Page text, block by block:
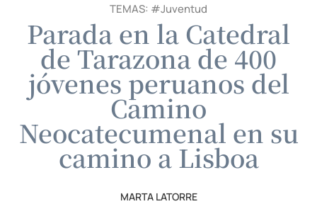
TEMAS: #Juventud
Parada en la Catedral
de Tarazona de 400
jóvenes peruanos del
Camino
Neocatecumenal en su
camino a Lisboa
MARTA LATORRE